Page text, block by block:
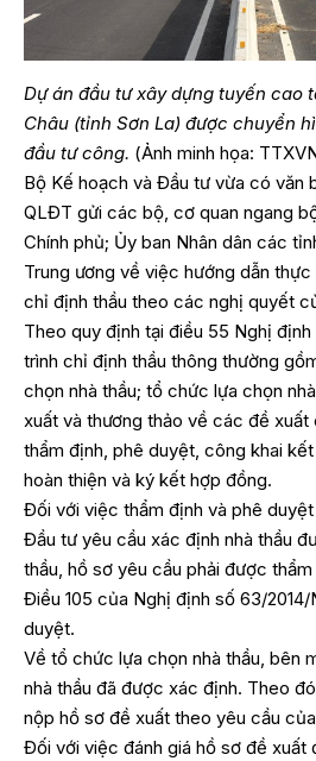
Dự án đầu tư xây dựng tuyến cao
Châu (tỉnh Sơn La) được chuyển
đầu tư công. (Ảnh minh họa:
Bộ Kế hoạch và Đầu tư vừa có văn
QLĐT gửi các bộ, cơ quan ngang
Chính phủ; Ủy ban Nhân dân các
Trung ương về việc hướng dẫn
chỉ định thầu theo các nghị quyết
Theo quy định tại điều 55 Nghị
trình chỉ định thầu thông thường
chọn nhà thầu; tổ chức lựa chọn
xuất và thương thảo về các đề xuất
thẩm định, phê duyệt, công khai
hoàn thiện và ký kết hợp đồng.
Đối với việc thẩm định và phê
Đầu tư yêu cầu xác định nhà thầu
thầu, hồ sơ yêu cầu phải được
Điều 105 của Nghị định số 63/
duyệt.
Về tổ chức lựa chọn nhà thầu, bên
nhà thầu đã được xác định. Theo
nộp hồ sơ đề xuất theo yêu cầu
Đối với việc đánh giá hồ sơ đề